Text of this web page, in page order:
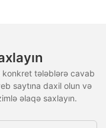
konkret tələblərə cavab
saytına daxil olun və
əlaqə saxlayın.